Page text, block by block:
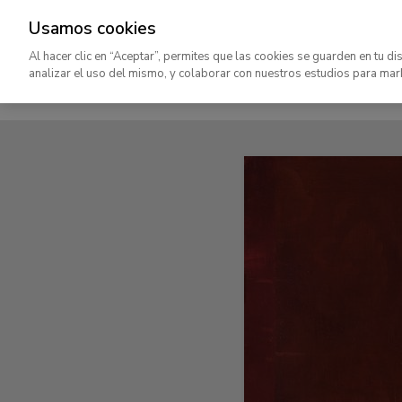
Un posible paseo para
incertidumbre
Usamos cookies
Al hacer clic en “Aceptar”, permites que las cookies se guarden en tu
analizar el uso del mismo, y colaborar con nuestros estudios para